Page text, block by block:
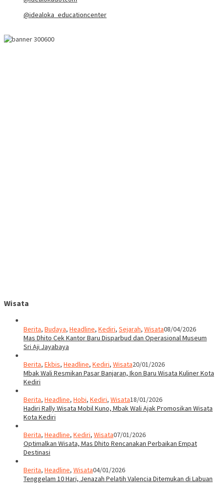
@idealoka_educationcenter
Wisata
Berita, Budaya, Headline, Kediri, Sejarah, Wisata08/04/2026
Mas Dhito Cek Kantor Baru Disparbud dan Operasional Museum
Sri Aji Jayabaya
Berita, Ekbis, Headline, Kediri, Wisata20/01/2026
Mbak Wali Resmikan Pasar Banjaran, Ikon Baru Wisata Kuliner Kota
Kediri
Berita, Headline, Hobi, Kediri, Wisata18/01/2026
Hadiri Rally Wisata Mobil Kuno, Mbak Wali Ajak Promosikan Wisata
Kota Kediri
Berita, Headline, Kediri, Wisata07/01/2026
Optimalkan Wisata, Mas Dhito Rencanakan Perbaikan Empat
Destinasi
Berita, Headline, Wisata04/01/2026
Tenggelam 10 Hari, Jenazah Pelatih Valencia Ditemukan di Labuan